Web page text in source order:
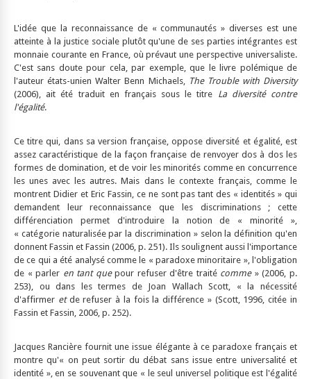
L'idée que la reconnaissance de « communautés » diverses est une
atteinte à la justice sociale plutôt qu'une de ses parties intégrantes est
monnaie courante en France, où prévaut une perspective universaliste.
C'est sans doute pour cela, par exemple, que le livre polémique de
l'auteur états-unien Walter Benn Michaels,
The Trouble with Diversity
(2006), ait été traduit en français sous le titre La diversité contre
l'égalité.
Ce titre qui, dans sa version française, oppose diversité et égalité, est
assez caractéristique de la façon française de renvoyer dos à dos les
formes de domination, et de voir les minorités comme en concurrence
les unes avec les autres. Mais dans le contexte français, comme le
montrent Didier et Eric Fassin, ce ne sont pas tant des « identités » qui
demandent leur reconnaissance que les discriminations ; cette
différenciation permet d'introduire la notion de « minorité »,
« catégorie naturalisée par la discrimination » selon la définition qu'en
donnent Fassin et Fassin (2006, p. 251). Ils soulignent aussi l'importance
de ce qui a été analysé comme le « paradoxe minoritaire », l'obligation
de « parler en tant quepour refuser d'être traité comme» (2006, p.
253), ou dans les termes de Joan Wallach Scott, « la nécessité
d'affirmer etde refuser à la fois la différence » (Scott, 1996, citée in
Fassin et Fassin, 2006, p. 252).
Jacques Rancière fournit une issue élégante à ce paradoxe français et
montre qu'« on peut sortir du débat sans issue entre universalité et
identité », en se souvenant que « le seul universel politique est l'égalité